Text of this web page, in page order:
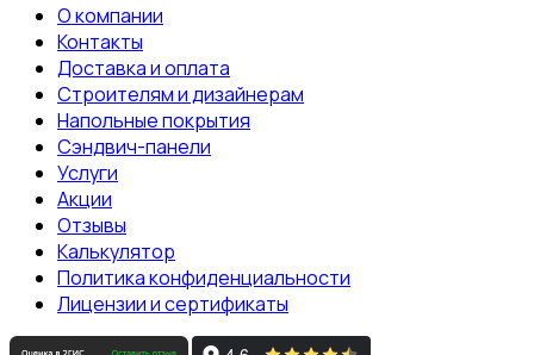
О компании
Контакты
Доставка и оплата
Строителям и дизайнерам
Напольные покрытия
Сэндвич-панели
Услуги
Акции
Отзывы
Калькулятор
Политика конфиденциальности
Лицензии и сертификаты